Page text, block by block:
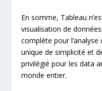
En somme, Tableau
visualisation de
complète pour
unique de simplicité et
privilégié pour les data
monde entier.